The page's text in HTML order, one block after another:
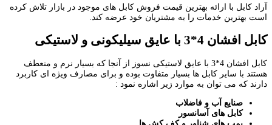
آراد کابل با ارائه بهترین قیمت فروش کابل های موجود در بازار تلاش کرده
است بهترین خدمات را به مشتریان خود عرضه کند.
کابل افشان 4*3 با عایق سیلیکونی و لاستیکی
کابل افشان 4*3 با عایق لاستیکی نسوز از آنجا که بسیار نرم و منعطف
هستند با سایر کابل ها بسیار متفاوت بوده و برای مصارف ویژه ای کاربرد
دارند که می توان به موارد زیر اشاره نمود :
صنایع آب و فاضلاب
کابل های آسانسور